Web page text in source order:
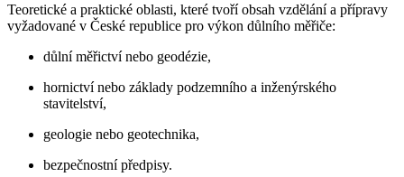
Teoretické a praktické oblasti, které tvoří obsah vzdělání a přípravy
vyžadované v České republice pro výkon důlního měřiče:
důlní měřictví nebo geodézie,
hornictví nebo základy podzemního a inženýrského
stavitelství,
geologie nebo geotechnika,
bezpečnostní předpisy.